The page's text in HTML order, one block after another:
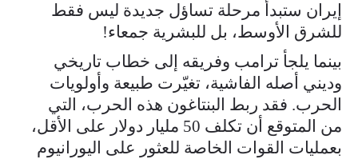
إيران ستبدأ مرحلة تساؤل جديدة ليس فقط
للشرق الأوسط، بل للبشرية جمعاء!
بينما يلجأ ترامب وفريقه إلى خطاب تاريخي
وديني أصله الفاشية، تغيّرت طبيعة وأولويات
الحرب. فقد ربط البنتاغون هذه الحرب، التي
من المتوقع أن تكلف 50 مليار دولار على الأقل،
بعمليات القوات الخاصة للعثور على اليورانيوم